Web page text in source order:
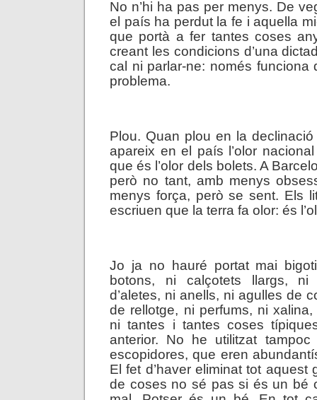
No n’hi ha pas per menys. De
el país ha perdut la fe i aquella
que portà a fer tantes coses
creant les condicions d’una
cal ni parlar-ne: només funciona
problema.
Plou. Quan plou en la
apareix en el país l’olor
que és l’olor dels bolets. A
però no tant, amb menys
menys força, però se sent. Els
escriuen que la terra fa olor: és
Jo ja no hauré portat mai
botons, ni calçotets llargs,
d’aletes, ni anells, ni agulles de
de rellotge, ni perfums, ni
ni tantes i tantes coses
anterior. No he utilitzat
escopidores, que eren
El fet d’haver eliminat tot aquest
de coses no sé pas si és un bé